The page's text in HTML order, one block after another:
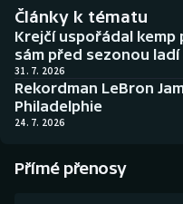
Baseball a softbal
Basketbal
Biatlon
Soutěže
Historické návraty
Aplikace ČT sport
Články k tématu
Krejčí uspořádal
sám před sezonou
31. 7. 2026
Rekordman LeBron
Philadelphie
24. 7. 2026
Přímé přenosy